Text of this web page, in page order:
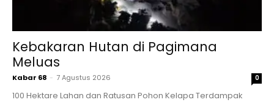
Kebakaran Hutan di Pagimana
Meluas
Kabar 68 - 7 Agustus 2026 0
100 Hektare Lahan dan Ratusan Pohon Kelapa Terdampak